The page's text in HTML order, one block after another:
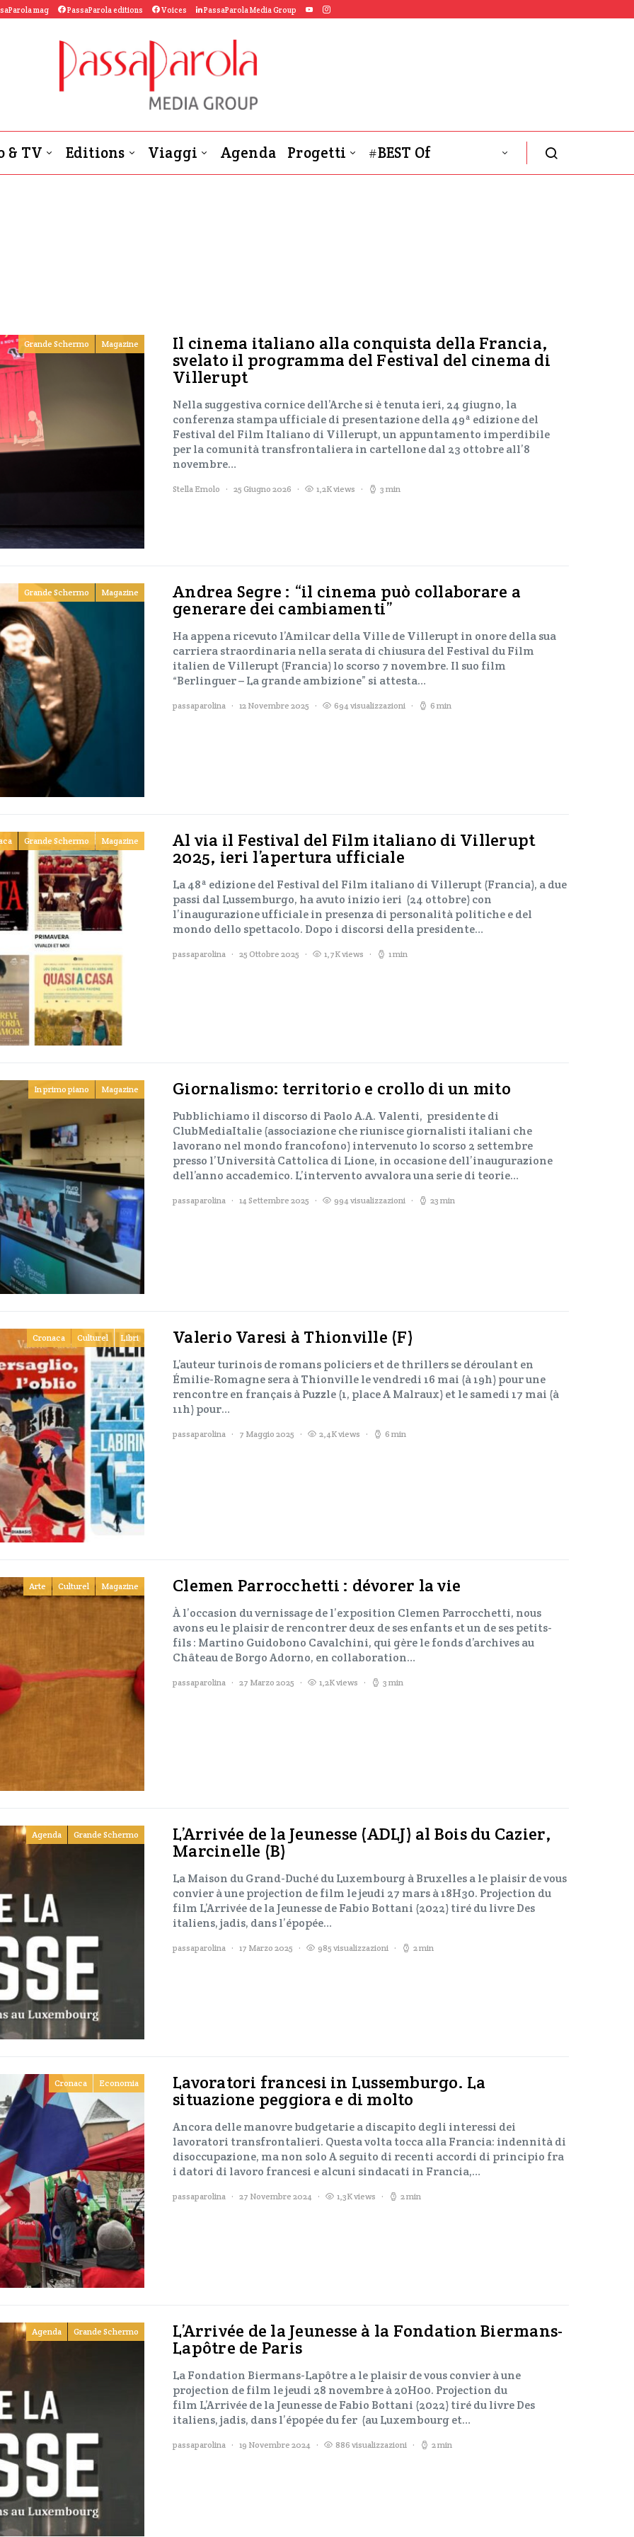
mag PassaParola editions Voices PassaParola Media Group
& TV Editions Viaggi Agenda Progetti #BEST Of
Grande Schermo Magazine Il cinema italiano alla conquista della Francia,
svelato il programma del Festival del cinema di
Villerupt
Nella suggestiva cornice dell’Arche si è tenuta ieri, 24 giugno, la
conferenza stampa ufficiale di presentazione della 49ª edizione del
Festival del Film Italiano di Villerupt, un appuntamento imperdibile
per la comunità transfrontaliera in cartellone dal 23 ottobre all’8
novembre…
Stella Emolo 25 Giugno 2026 1,2K views 3 min
Grande Schermo Magazine Andrea Segre : “il cinema può collaborare a
generare dei cambiamenti”
Ha appena ricevuto l’Amilcar della Ville de Villerupt in onore della sua
carriera straordinaria nella serata di chiusura del Festival du Film
italien de Villerupt (Francia) lo scorso 7 novembre. Il suo film
“Berlinguer – La grande ambizione” si attesta…
passaparolina 12 Novembre 2025 694 visualizzazioni 6 min
Grande Schermo Magazine Al via il Festival del Film italiano di Villerupt
2025, ieri l’apertura ufficiale
La 48ª edizione del Festival del Film italiano di Villerupt (Francia), a due
passi dal Lussemburgo, ha avuto inizio ieri (24 ottobre) con
l’inaugurazione ufficiale in presenza di personalità politiche e del
mondo dello spettacolo. Dopo i discorsi della presidente…
passaparolina 25 Ottobre 2025 1,7K views 1 min
In primo piano Magazine Giornalismo: territorio e crollo di un mito
Pubblichiamo il discorso di Paolo A.A. Valenti, presidente di
ClubMediaItalie (associazione che riunisce giornalisti italiani che
lavorano nel mondo francofono) intervenuto lo scorso 2 settembre
presso l’Università Cattolica di Lione, in occasione dell’inaugurazione
dell’anno accademico. L’intervento avvalora una serie di teorie…
passaparolina 14 Settembre 2025 994 visualizzazioni 23 min
Cronaca Culturel Libri Valerio Varesi à Thionville (F)
L’auteur turinois de romans policiers et de thrillers se déroulant en
Émilie-Romagne sera à Thionville le vendredi 16 mai (à 19h) pour une
rencontre en français à Puzzle (1, place A Malraux) et le samedi 17 mai (à
11h) pour…
passaparolina 7 Maggio 2025 2,4K views 6 min
Arte Culturel Magazine Clemen Parrocchetti : dévorer la vie
À l’occasion du vernissage de l’exposition Clemen Parrocchetti, nous
avons eu le plaisir de rencontrer deux de ses enfants et un de ses petits-
fils : Martino Guidobono Cavalchini, qui gère le fonds d’archives au
Château de Borgo Adorno, en collaboration…
passaparolina 27 Marzo 2025 1,2K views 3 min
Agenda Grande Schermo L’Arrivée de la Jeunesse (ADLJ) al Bois du Cazier,
Marcinelle (B)
La Maison du Grand-Duché du Luxembourg à Bruxelles a le plaisir de vous
convier à une projection de film le jeudi 27 mars à 18H30. Projection du
film L’Arrivée de la Jeunesse de Fabio Bottani (2022) tiré du livre Des
italiens, jadis, dans l’épopée…
passaparolina 17 Marzo 2025 985 visualizzazioni 2 min
Cronaca Economia Lavoratori francesi in Lussemburgo. La
situazione peggiora e di molto
Ancora delle manovre budgetarie a discapito degli interessi dei
lavoratori transfrontalieri. Questa volta tocca alla Francia: indennità di
disoccupazione, ma non solo A seguito di recenti accordi di principio fra
i datori di lavoro francesi e alcuni sindacati in Francia,…
passaparolina 27 Novembre 2024 1,3K views 2 min
Agenda Grande Schermo L’Arrivée de la Jeunesse à la Fondation Biermans-
Lapôtre de Paris
La Fondation Biermans-Lapôtre a le plaisir de vous convier à une
projection de film le jeudi 28 novembre à 20H00. Projection du
film L’Arrivée de la Jeunesse de Fabio Bottani (2022) tiré du livre Des
italiens, jadis, dans l’épopée du fer (au Luxembourg et…
passaparolina 19 Novembre 2024 886 visualizzazioni 2 min